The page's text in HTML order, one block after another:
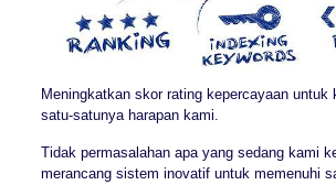
Meningkatkan skor rating kepercayaan untuk
satu-satunya harapan kami.
Tidak permasalahan apa yang sedang kami
merancang sistem inovatif untuk memenuhi